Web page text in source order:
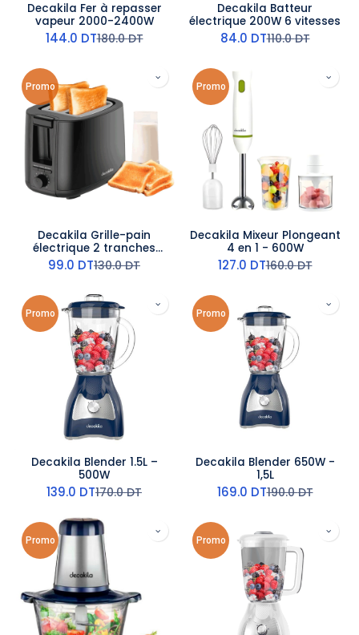
Decakila Fer à repasser
vapeur 2000-2400W
144.0 DT180.0DT
Decakila Batteur
électrique 200W 6 vitesses
84.0 DT110.0DT
Promo
Decakila Grille-pain
électrique 2 tranches
650-750W
99.0 DT130.0DT
Promo
Decakila Mixeur Plongeant
4 en 1 - 600W
127.0 DT160.0DT
Promo
Decakila Blender 1.5L –
500W
139.0 DT170.0DT
Promo
Decakila Blender 650W -
1,5L
169.0 DT190.0DT
Promo Promo